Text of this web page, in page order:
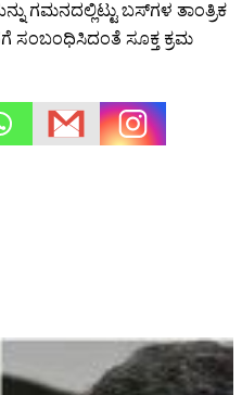
ಗಮನದಲ್ಲಿಟ್ಟು ಬಸ್‌ಗಳ ತಾಂತ್ರಿಕ
ಸಂಬಂಧಿಸಿದಂತೆ ಸೂಕ್ತ ಕ್ರಮ